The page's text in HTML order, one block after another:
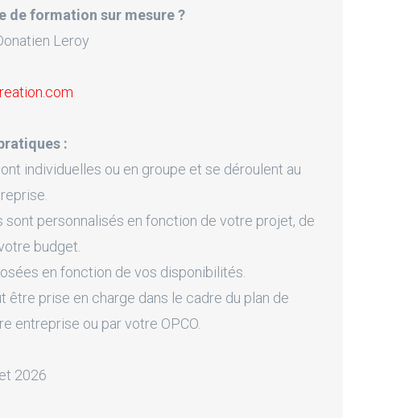
de formation sur mesure ?
Leroy
:
individuelles ou en groupe et se déroulent au
sont personnalisés en fonction de votre projet, de
budget.
en fonction de vos disponibilités.
être prise en charge dans le cadre du plan de
entreprise ou par votre OPCO.
2026